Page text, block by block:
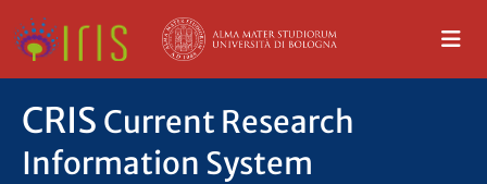
CRIS Current Research
Information System